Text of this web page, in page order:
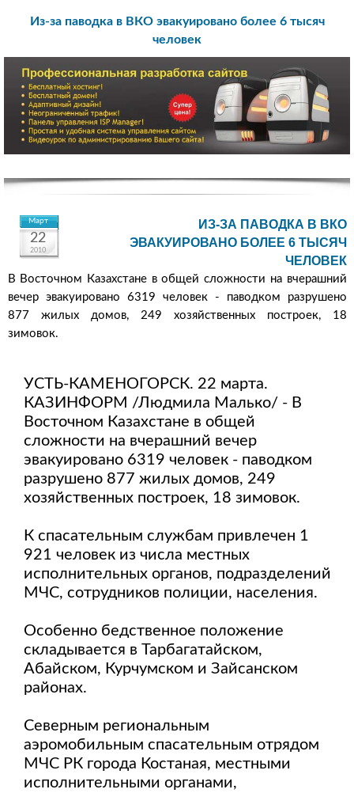
Из-за паводка в ВКО эвакуировано более 6 тысяч
человек
Март
22
2010
ИЗ-ЗА ПАВОДКА В ВКО
ЭВАКУИРОВАНО БОЛЕЕ 6 ТЫСЯЧ
ЧЕЛОВЕК
В Восточном Казахстане в общей сложности на вчерашний
вечер эвакуировано 6319 человек - паводком разрушено
877 жилых домов, 249 хозяйственных построек, 18
зимовок.
УСТЬ-КАМЕНОГОРСК. 22 марта.
КАЗИНФОРМ /Людмила Малько/ - В
Восточном Казахстане в общей
сложности на вчерашний вечер
эвакуировано 6319 человек - паводком
разрушено 877 жилых домов, 249
хозяйственных построек, 18 зимовок.
К спасательным службам привлечен 1
921 человек из числа местных
исполнительных органов, подразделений
МЧС, сотрудников полиции, населения.
Особенно бедственное положение
складывается в Тарбагатайском,
Абайском, Курчумском и Зайсанском
районах.
Северным региональным
аэромобильным спасательным отрядом
МЧС РК города Костаная, местными
исполнительными органами,